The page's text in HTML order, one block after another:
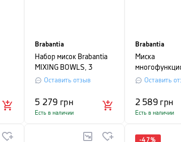
Brabantia
Набор мисок Brabantia
MIXING BOWLS, 3
предмета, серебристый
Оставить отзыв
5 279 грн
Есть в наличии
Brabantia
Миска
с
нескользящим
основанием
Оставить
2 589 грн
Есть в наличии
-47%